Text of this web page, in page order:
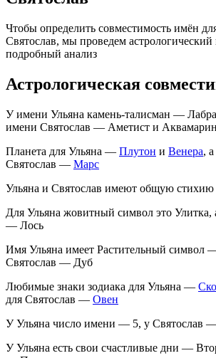
Чтобы определить совместимость имён
Святослав, мы проведем
подробный анализ
Астрологическая
У имени Ульяна камень-талисман —
имени Святослав — Аметист и Аквамарин
Планета для Ульяна — Плутон и Венера,
Святослав — Марс
Ульяна и Святослав имеют общую
Для Ульяна жовитный символ это Улитка,
— Лось
Имя Ульяна имеет Растительный символ
Святослав — Дуб
Любимые знаки зодиака для Ульяна —
для Святослав — Овен
У Ульяна число имени — 5, у Святослав
У Ульяна есть свои счастливые дни —